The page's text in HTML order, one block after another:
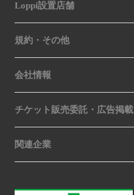
Loppi設置店舗
規約・その他
会社情報
チケット販売委託・広告掲載
関連企業